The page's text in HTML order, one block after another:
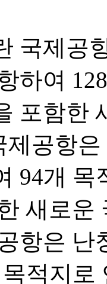
국제공
하여
포함한
공항
94개
새로운
항은 난
적지